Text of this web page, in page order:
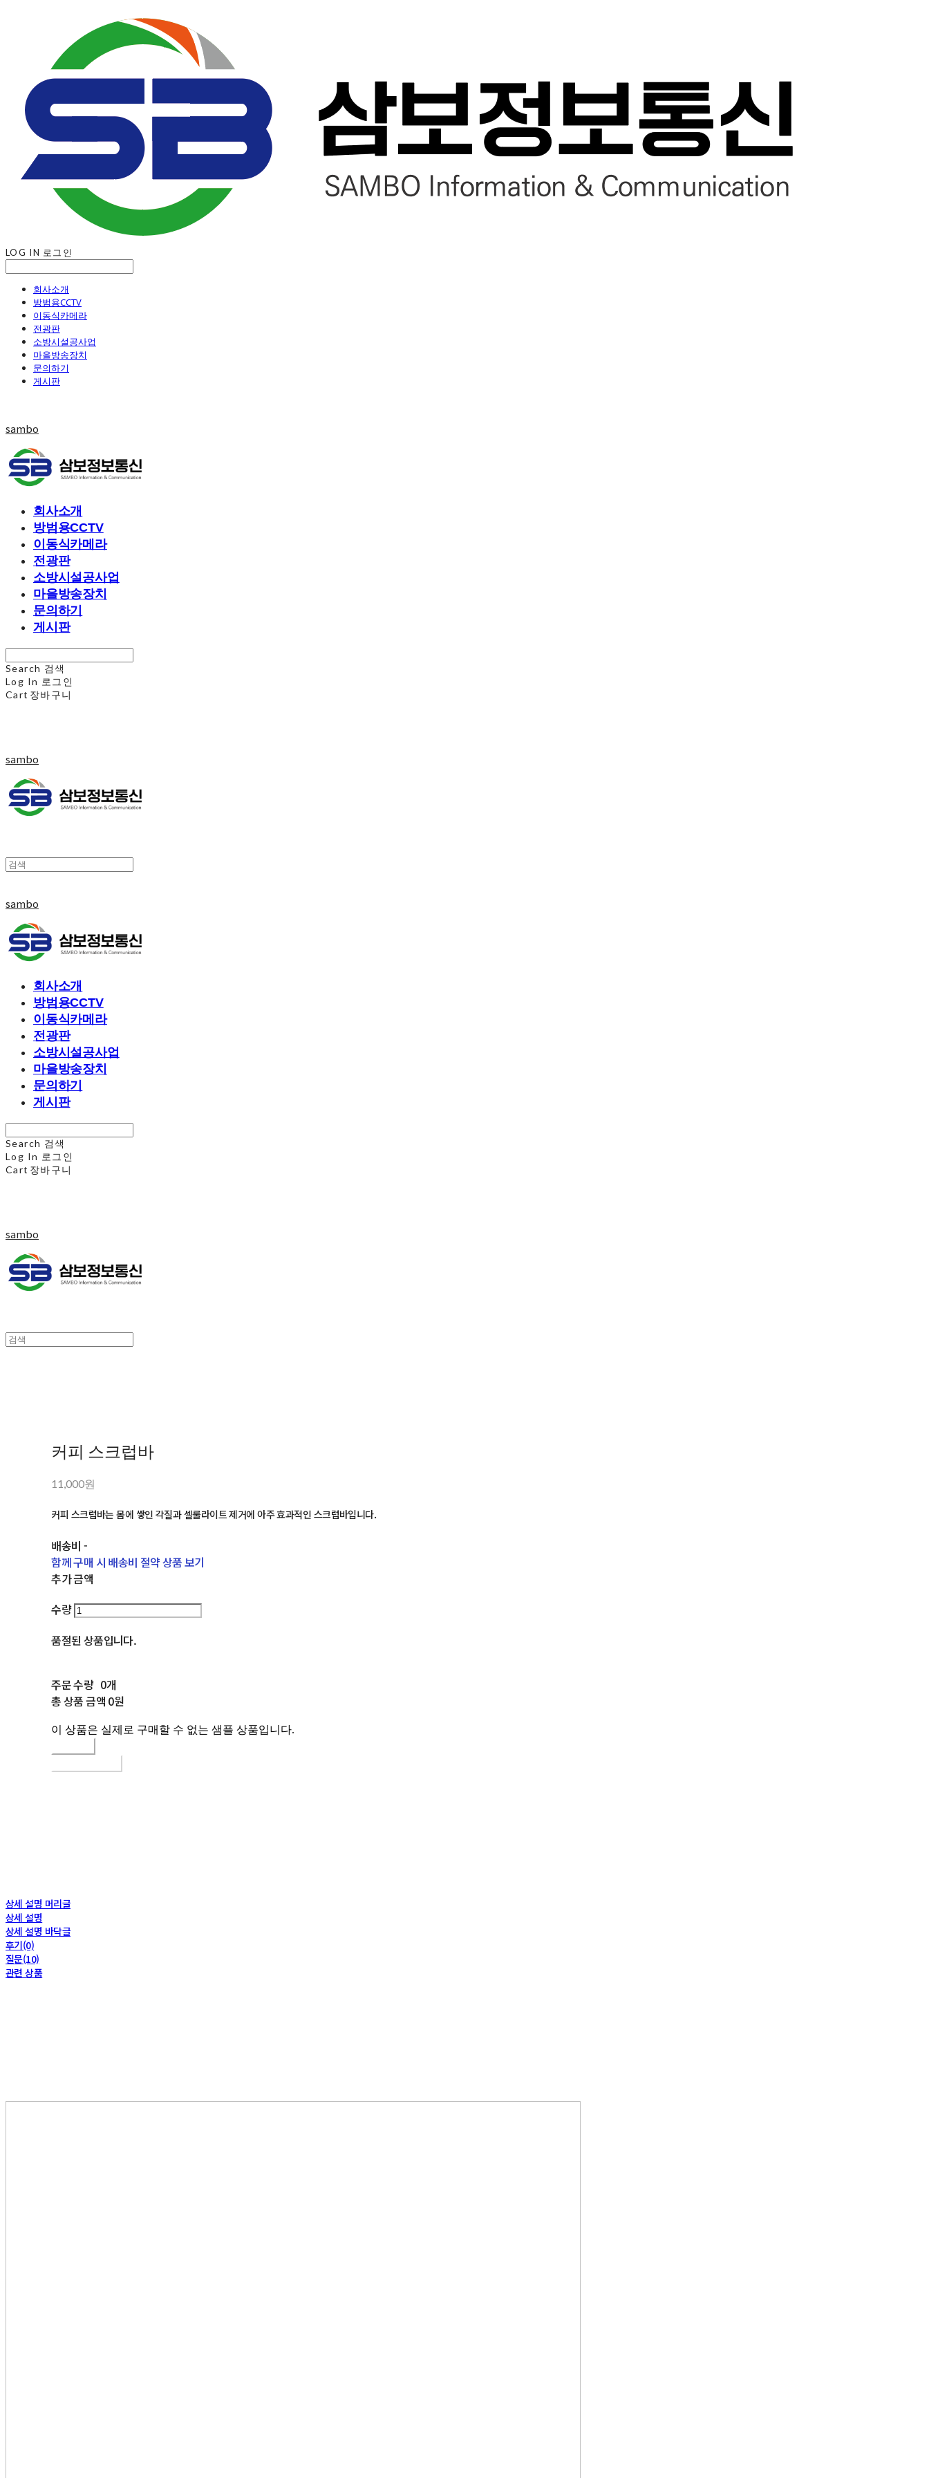
LOG IN 로그인
회사소개
방범용CCTV
이동식카메라
전광판
소방시설공사업
마을방송장치
문의하기
게시판
sambo
회사소개
방범용CCTV
이동식카메라
전광판
소방시설공사업
마을방송장치
문의하기
게시판
Search 검색
Log In 로그인
Cart 장바구니
sambo
sambo
회사소개
방범용CCTV
이동식카메라
전광판
소방시설공사업
마을방송장치
문의하기
게시판
Search 검색
Log In 로그인
Cart 장바구니
sambo
커피 스크럽바
11,000원
커피 스크럽바는 몸에 쌓인 각질과 셀룰라이트 제거에 아주 효과적인 스크럽바입니다.
배송비 -
함께 구매 시 배송비 절약 상품 보기
추가 금액
수량
품절된 상품입니다.
주문 수량 0개
총 상품 금액 0원
이 상품은 실제로 구매할 수 없는 샘플 상품입니다.
상세 설명 머리글
상세 설명
상세 설명 바닥글
후기(0)
질문(10)
관련 상품